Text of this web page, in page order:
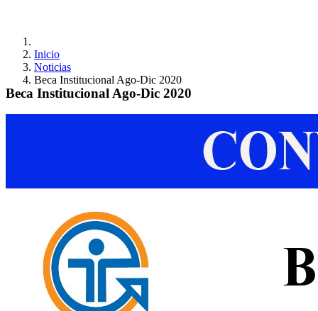
Inicio
Noticias
Beca Institucional Ago-Dic 2020
Beca Institucional Ago-Dic 2020